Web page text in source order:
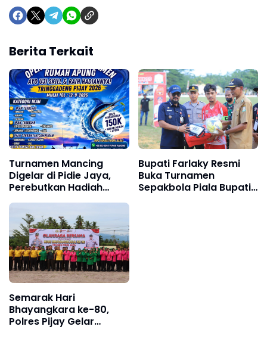
Berita Terkait
Turnamen Mancing
Digelar di Pidie Jaya,
Perebutkan Hadiah
Jutaan Rupiah
Bupati Farlaky Resmi
Buka Turnamen
Sepakbola Piala Bupati
Semarak Hari
Bhayangkara ke-80,
Polres Pijay Gelar